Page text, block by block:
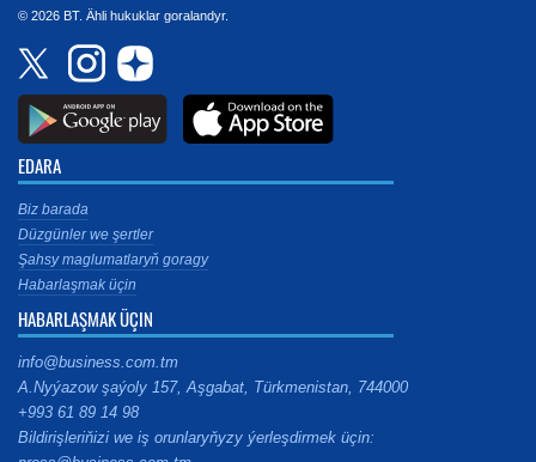
© 2026 BT. Ähli hukuklar goralandyr.
EDARA
Biz barada
Düzgünler we şertler
Şahsy maglumatlaryň goragy
Habarlaşmak üçin
HABARLAŞMAK ÜÇIN
info@business.com.tm
A.Nyýazow şaýoly 157, Aşgabat, Türkmenistan, 744000
+993 61 89 14 98
Bildirişleriňizi we iş orunlaryňyzy ýerleşdirmek üçin: